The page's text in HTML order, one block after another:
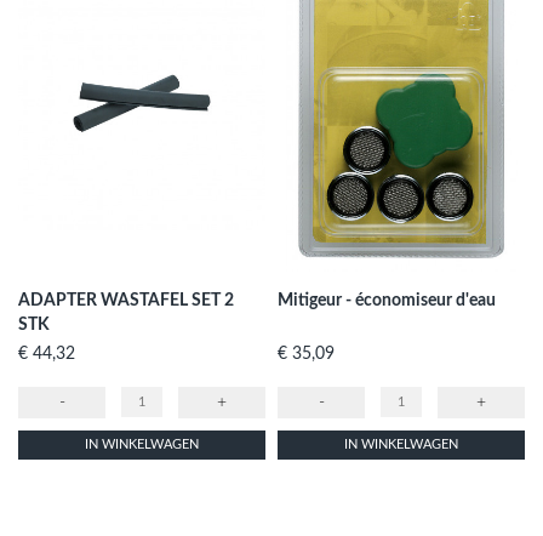
ADAPTER WASTAFEL SET 2
STK
Prijs
€ 44,32
- +
IN WINKELWAGEN
Mitigeur - économiseur d'eau
Prijs
€ 35,09
- +
IN WINKELWAGEN